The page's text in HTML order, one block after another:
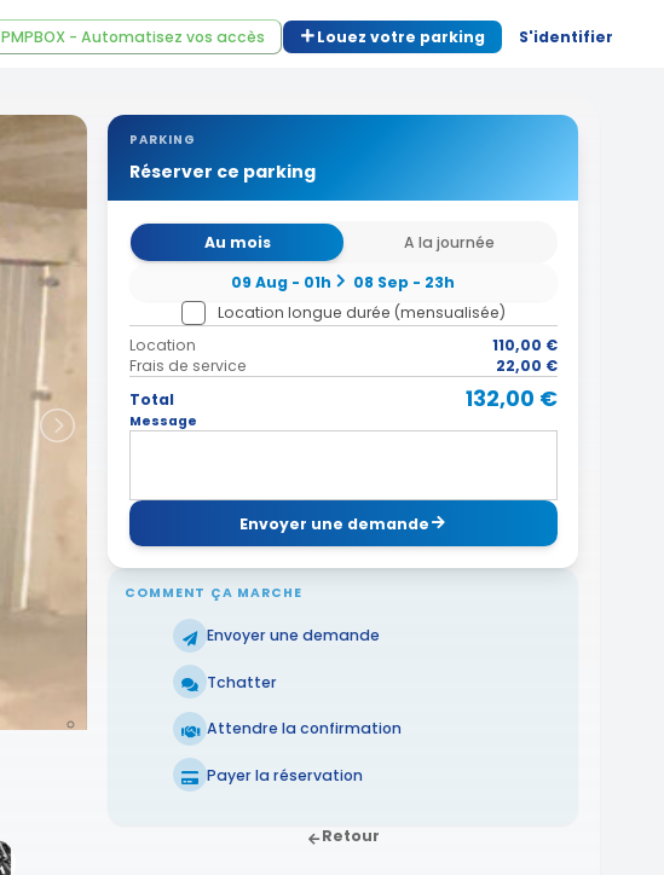
PMPBOX - Automatisez vos accès Louez votre parking S'identifier
PARKING
Réserver ce parking
Au mois
A la journée
09 Aug - 01h
08 Sep - 23h
Location longue durée (mensualisée)
Location
110,00 €
Frais de service
22,00 €
Total
132,00 €
Message
Envoyer une demande
COMMENT ÇA MARCHE
Envoyer une demande
Tchatter
Attendre la confirmation
Payer la réservation
Retour